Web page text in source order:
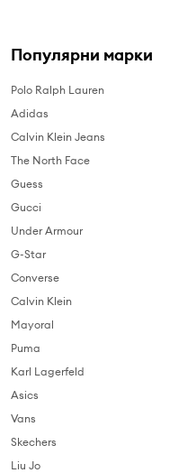
Популярни марки
Polo Ralph Lauren
Adidas
Calvin Klein Jeans
The North Face
Guess
Gucci
Under Armour
G-Star
Converse
Calvin Klein
Mayoral
Puma
Karl Lagerfeld
Asics
Vans
Skechers
Liu Jo